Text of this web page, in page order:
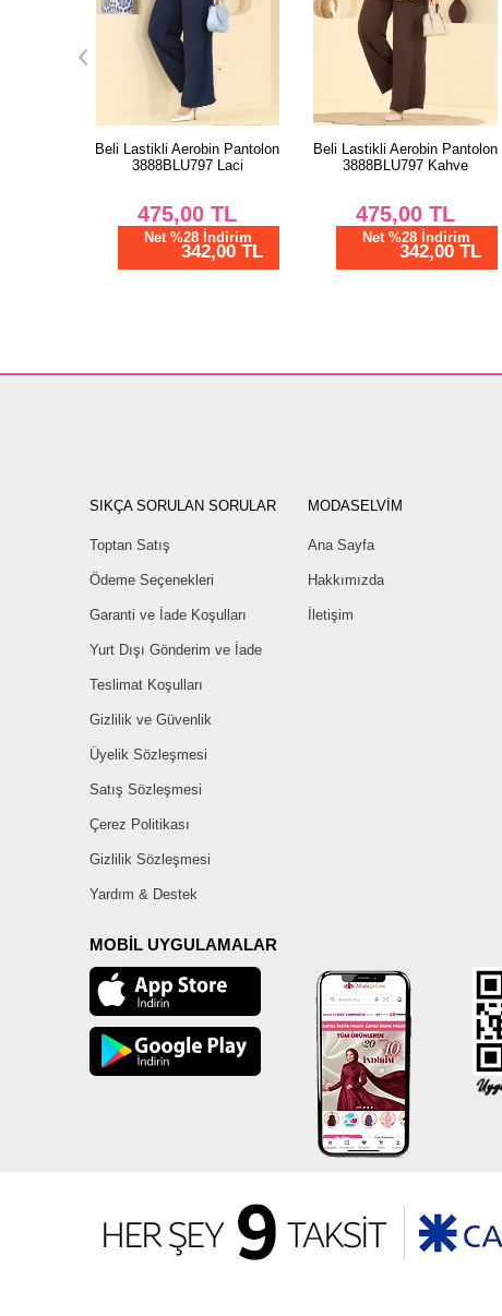
Beli Lastikli Aerobin Pantolon
3888BLU797 Kahve
475,00 TL
Net %28 İndirim
342,00 TL
Beli Lastikli Aerobin Pantolon
3888BLU797 Acı Kahve
475,00 TL
Net %28 İndirim
342,00 TL
SIKÇA SORULAN SORULAR
Toptan Satış
Ödeme Seçenekleri
Garanti ve İade Koşulları
Yurt Dışı Gönderim ve İade
Teslimat Koşulları
Gizlilik ve Güvenlik
Üyelik Sözleşmesi
Satış Sözleşmesi
Çerez Politikası
Gizlilik Sözleşmesi
Yardım & Destek
MODASELVİM
Ana Sayfa
Hakkımızda
İletişim
MOBİL UYGULAMALAR